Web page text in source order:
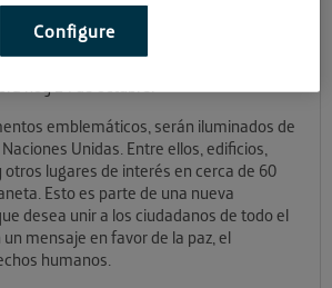
del Parque Científico Tecnológico Cartuja,
mundial de iluminar su fachada de
el 70 aniversario de las
hoy 24 de octubre.
emblemáticos, serán iluminados de
Unidas. Entre ellos, edificios,
lugares de interés en cerca de 60
Esto es parte de una nueva
desea unir a los ciudadanos de todo el
mensaje en favor de la paz, el
humanos.
Configure